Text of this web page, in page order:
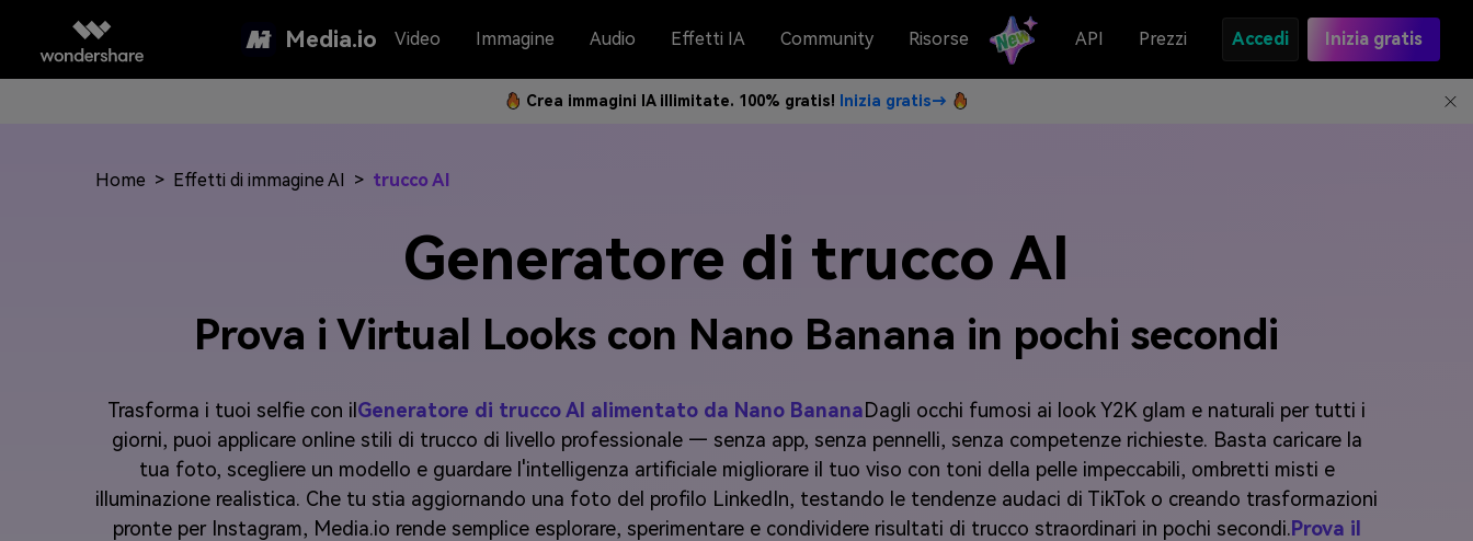
Media.io Video Immagine Audio Effetti IA Community Risorse API Prezzi Accedi Inizia gratis
Crea immagini IA illimitate. 100% gratis! Inizia gratis→
Home > Effetti di immagine AI > trucco AI
Generatore di trucco AI
Prova i Virtual Looks con Nano Banana in pochi secondi
Trasforma i tuoi selfie con il Generatore di trucco AI alimentato da Nano BananaDagli occhi fumosi ai look Y2K glam e naturali per tutti i
giorni, puoi applicare online stili di trucco di livello professionale — senza app, senza pennelli, senza competenze richieste. Basta caricare la
tua foto, scegliere un modello e guardare l'intelligenza artificiale migliorare il tuo viso con toni della pelle impeccabili, ombretti misti e
illuminazione realistica. Che tu stia aggiornando una foto del profilo LinkedIn, testando le tendenze audaci di TikTok o creando trasformazioni
pronte per Instagram, Media.io rende semplice esplorare, sperimentare e condividere risultati di trucco straordinari in pochi secondi.Prova il